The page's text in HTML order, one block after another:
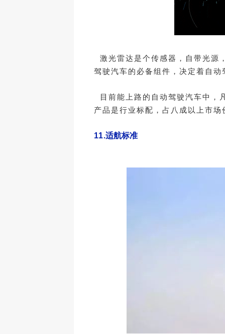
激光雷达是个传感器，自带光源
驾驶汽车的必备组件，决定着自
目前能上路的自动驾驶汽车中，
产品是行业标配，占八成以上市场
11.适航标准